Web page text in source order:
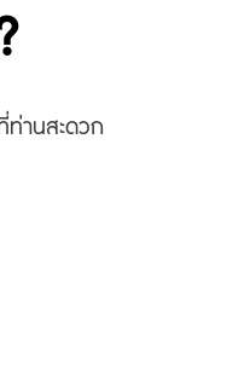
านสะดวก